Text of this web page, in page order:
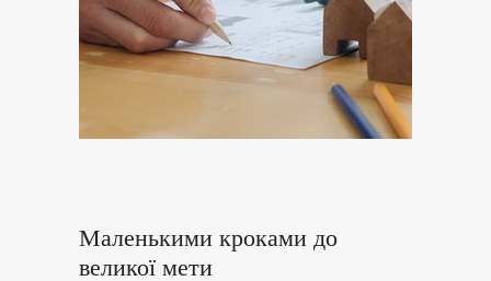
Маленькими кроками до
великої мети